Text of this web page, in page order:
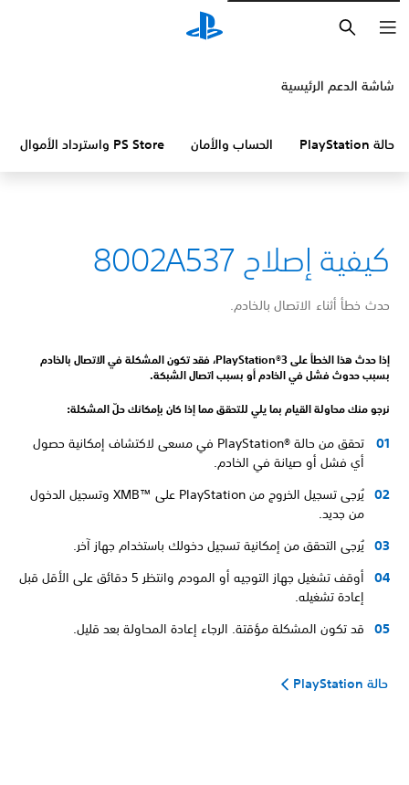
شاشة الدعم الرئيسية
حالة PlayStation الحساب والأمان PS Store واسترداد الأموال
كيفية إصلاح 8002A537
حدث خطأ أثناء الاتصال بالخادم.
إذا حدث هذا الخطأ على PlayStation®3، فقد تكون المشكلة في الاتصال بالخادم
بسبب حدوث فشل في الخادم أو بسبب اتصال الشبكة.
نرجو منك محاولة القيام بما يلي للتحقق مما إذا كان بإمكانك حلّ المشكلة:
تحقق من حالة PlayStation®‎ في مسعى لاكتشاف إمكانية حصول
أي فشل أو صيانة في الخادم.
يُرجى تسجيل الخروج من PlayStation على XMB™‎ وتسجيل الدخول
من جديد.
يُرجى التحقق من إمكانية تسجيل دخولك باستخدام جهاز آخر.
أوقف تشغيل جهاز التوجيه أو المودم وانتظر 5 دقائق على الأقل قبل
إعادة تشغيله.
قد تكون المشكلة مؤقتة. الرجاء إعادة المحاولة بعد قليل.
حالة PlayStation